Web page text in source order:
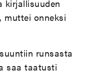
kirjallisuuden
muttei onneksi
runsasta
saa taatusti